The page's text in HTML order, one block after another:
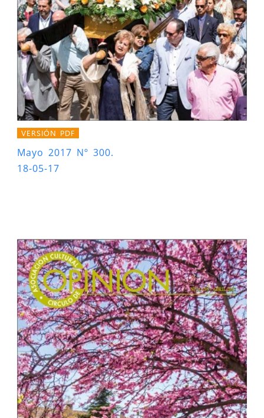
VERSIÓN PDF
Mayo 2017 Nº 300.
18-05-17